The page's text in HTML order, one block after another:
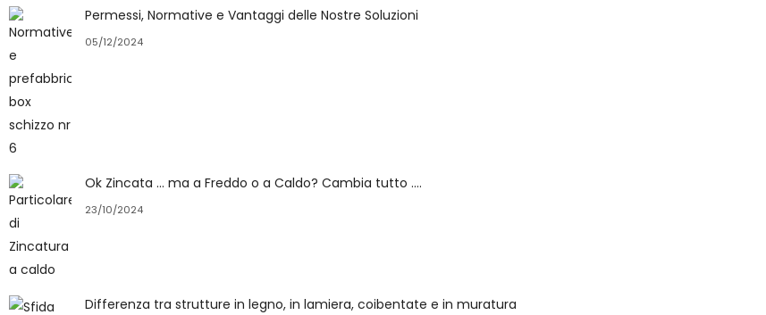
Permessi, Normative e Vantaggi delle Nostre Soluzioni
05/12/2024
Ok Zincata … ma a Freddo o a Caldo? Cambia tutto ….
23/10/2024
Differenza tra strutture in legno, in lamiera, coibentate e in muratura